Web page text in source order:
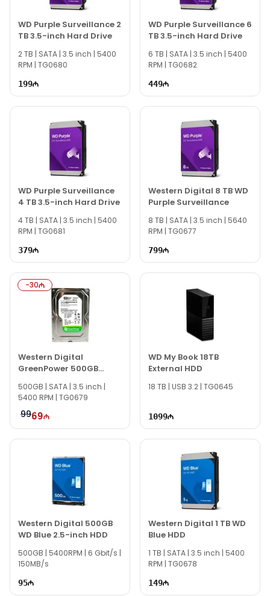
WD Purple Surveillance 2
TB 3.5-inch Hard Drive
2 TB | SATA | 3.5 inch | 5400
RPM | TG0680
199
WD Purple Surveillance 6
TB 3.5-inch Hard Drive
6 TB | SATA | 3.5 inch | 5400
RPM | TG0682
449
WD Purple Surveillance
4 TB 3.5-inch Hard Drive
4 TB | SATA | 3.5 inch | 5400
RPM | TG0681
379
Western Digital 8 TB WD
Purple Surveillance
8 TB | SATA | 3.5 inch | 5640
RPM | TG0677
799
-30
Western Digital
GreenPower 500GB
WD500AVDS
500GB | SATA | 3.5 inch |
5400 RPM | TG0679
9969
WD My Book 18TB
External HDD
18 TB | USB 3.2 | TG0645
1099
Western Digital 500GB
WD Blue 2.5-inch HDD
500GB | 5400RPM | 6 Gbit/s |
150MB/s
95
Western Digital 1 TB WD
Blue HDD
1 TB | SATA | 3.5 inch | 5400
RPM | TG0678
149